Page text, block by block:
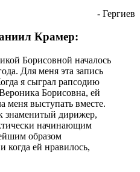
- Гергиев
Крамер:
Борисовной началось
Для меня эта запись
я сыграл рапсодию
Борисовна, ей
меня выступать вместе.
знаменитый дирижер,
начинающим
образом
когда ей нравилось,